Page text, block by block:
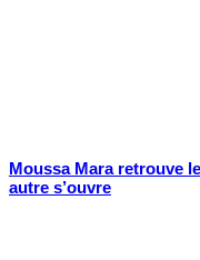
Moussa Mara retrouve
autre s’ouvre